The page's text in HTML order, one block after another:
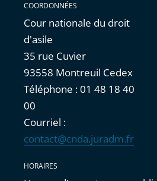
COORDONNÉES
Cour nationale du droit
d'asile
35 rue Cuvier
93558 Montreuil Cedex
Téléphone : 01 48 18 40
00
Courriel :
contact@cnda.juradm.fr
HORAIRES